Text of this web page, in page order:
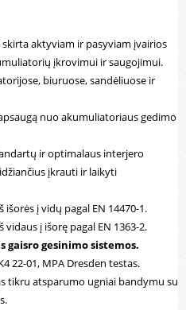
aktyviam ir pasyviam įvairios
įkrovimui ir saugojimui.
biuruose, sandėliuose ir
nuo akumuliatoriaus gedimo
ir optimalaus interjero
įkrauti ir laikyti
išorės į vidų pagal EN 14470-1.
vidaus į išorę pagal EN 1363-2.
gaisro gesinimo sistemos.
22-01, MPA Dresden testas.
tikru atsparumo ugniai bandymu su